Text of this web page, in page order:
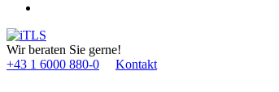
Wir beraten Sie gerne!
+43 1 6000 880­-0
Kontakt